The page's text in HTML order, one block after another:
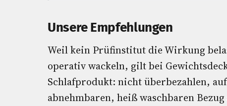
Unsere Empfehlungen
Weil kein Prüfinstitut die Wirkung
operativ wackeln, gilt bei
Schlafprodukt: nicht überbezahlen,
abnehmbaren, heiß waschbaren